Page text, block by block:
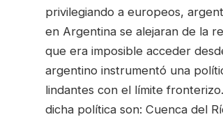
privilegiando a europeos,
en Argentina se alejaran de la
que era imposible acceder
argentino instrumentó una
lindantes con el límite
dicha política son: Cuenca del